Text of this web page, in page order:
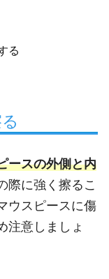
る
ースの外側と内
際に強く擦るこ
ウスピースに傷
注意しましょ